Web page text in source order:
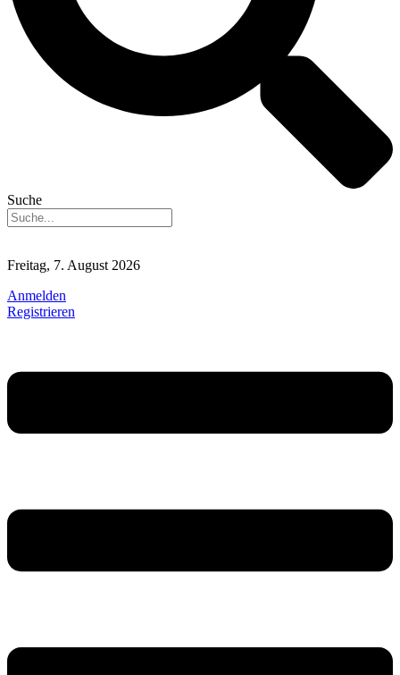
Suche
Freitag, 7. August 2026
Anmelden
Registrieren